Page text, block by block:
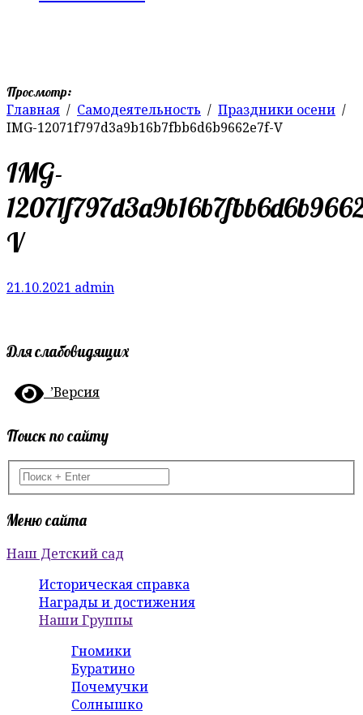
Просмотр:
Главная Самодеятельность
Праздники осени
IMG-12071f797d3a9b16b7fbb6d6b9662e7f-V
IMG-
V
21.10.2021 admin
Для слабовидящих
’Версия
Поиск по сайту
Меню сайта
Наш Детский сад
Историческая справка
Награды и достижения
Наши Группы
Гномики
Буратино
Почемучки
Солнышко